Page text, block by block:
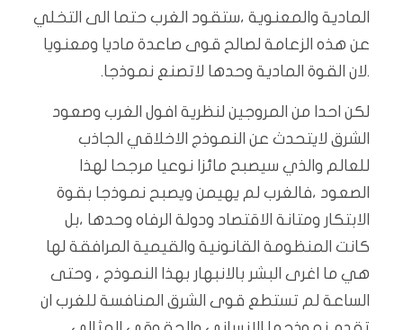
المادية والمعنوية ،ستقود الغرب حتما الى التخلي
عن هذه الزعامة لصالح قوى صاعدة ماديا ومعنويا
.لان القوة المادية وحدها لاتصنع نموذجا.
لكن احدا من المروجين لنظرية افول الغرب وصعود
الشرق لايتحدث عن النموذج الاخلاقي الجاذب
للعالم والذي سيصبح مائزا نوعيا مرجحا لهذا
الصعود ،فالغرب لم يهيمن ويصبح نموذجا بقوة
الابتكار ومتانة الاقتصاد ودولة الرفاه وحدها ،بل
كانت المنظومة القانونية والقيمية المرافقة لها
هي ما اغرى البشر بالانبهار بهذا النموذج ، وحتى
الساعة لم تستطع قوى الشرق المنافسة للغرب ان